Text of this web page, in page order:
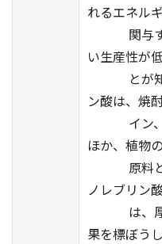
れるエネル
関与する
い生産性が
とが知ら
ン酸は、焼
イン、高
ほか、植物
原料とし
ノレブリン
は、厚生
果を標ぼう